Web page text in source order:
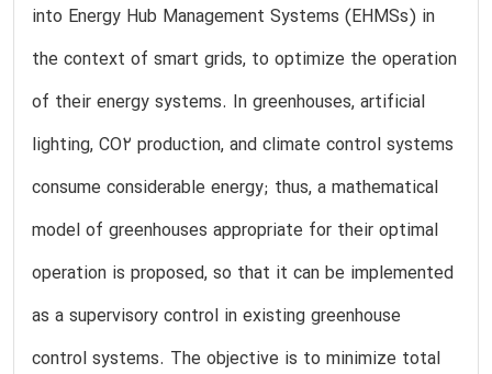
into Energy Hub Management Systems (EHMSs) in
the context of smart grids, to optimize the operation
of their energy systems. In greenhouses, artificial
lighting, CO2 production, and climate control systems
consume considerable energy; thus, a mathematical
model of greenhouses appropriate for their optimal
operation is proposed, so that it can be implemented
as a supervisory control in existing greenhouse
control systems. The objective is to minimize total